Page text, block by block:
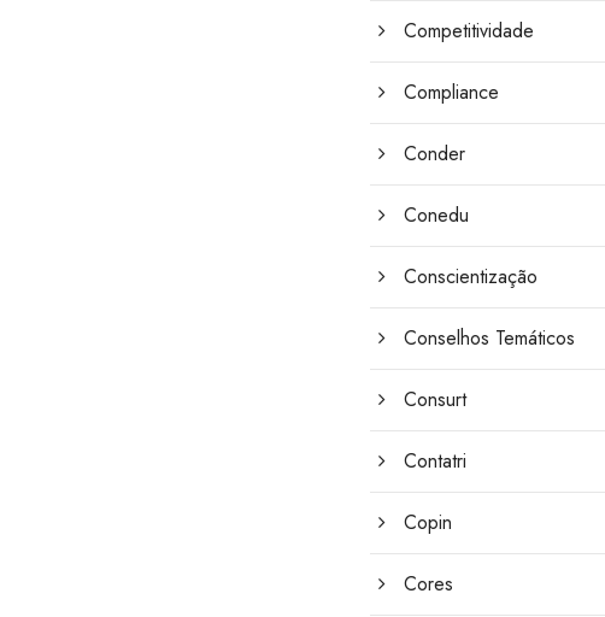
Competitividade
Compliance
Conder
Conedu
Conscientização
Conselhos Temáticos
Consurt
Contatri
Copin
Cores